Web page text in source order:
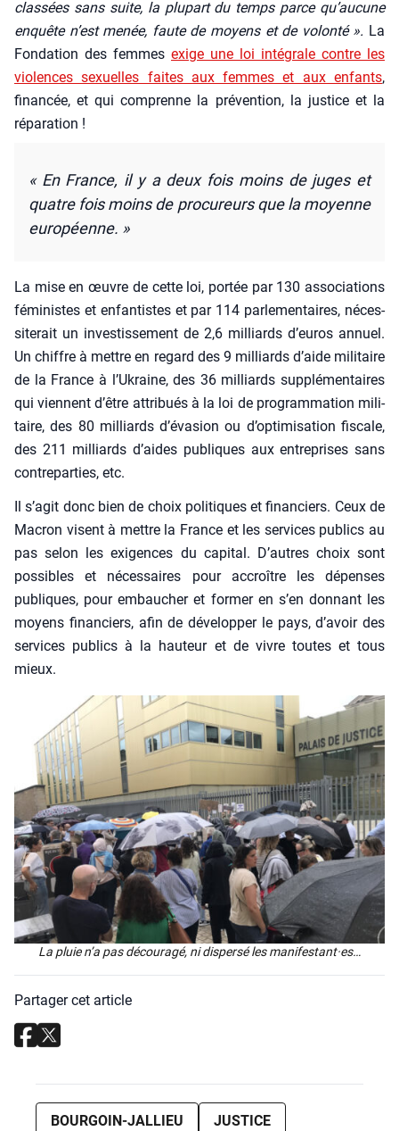
clas­sées sans suite, la plu­part du temps parce qu’aucune
enquête n’est menée, faute de moyens et de volon­té ». La
Fon­da­tion des femmes exige une loi inté­grale contre les
vio­lences sexuelles faites aux femmes et aux enfants,
finan­cée, et qui com­prenne la pré­ven­tion, la jus­tice et la
répa­ra­tion !
« En France, il y a deux fois moins de juges et
quatre fois moins de pro­cu­reurs que la moyenne
euro­péenne. »
La mise en œuvre de cette loi, por­tée par 130 asso­cia­tions
fémi­nistes et enfan­tistes et par 114 par­le­men­taires, néces­
si­te­rait un inves­tis­se­ment de 2,6 mil­liards d’euros annuel.
Un chiffre à mettre en regard des 9 mil­liards d’aide mili­taire
de la France à l’Ukraine, des 36 mil­liards sup­plé­men­taires
qui viennent d’être attri­bués à la loi de pro­gram­ma­tion mili­
taire, des 80 mil­liards d’évasion ou d’optimisation fis­cale,
des 211 mil­liards d’aides publiques aux entre­prises sans
contre­par­ties, etc.
Il s’agit donc bien de choix poli­tiques et finan­ciers. Ceux de
Macron visent à mettre la France et les ser­vices publics au
pas selon les exi­gences du capi­tal. D’autres choix sont
pos­sibles et néces­saires pour accroître les dépenses
publiques, pour embau­cher et for­mer en s’en don­nant les
moyens finan­ciers, afin de déve­lop­per le pays, d’a­voir des
ser­vices publics à la hau­teur et de vivre toutes et tous
mieux.
La pluie n’a pas décou­ra­gé, ni dis­per­sé les manifestant·es…
Partager cet article
BOURGOIN-JALLIEU JUSTICE